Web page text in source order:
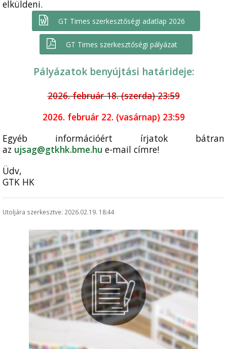
elküldeni.
GT Times szerkesztőségi adatlap 2026
GT Times szerkesztőségi pályázat
Pályázatok benyújtási határideje:
2026. február 18. (szerda) 23:59
2026. február 22. (vasárnap) 23:59
Egyéb információért írjatok bátran
az ujsag@gtkhk.bme.hu e-mail címre!
Üdv,
GTK HK
Utoljára szerkesztve: 2026.02.19. 18:44